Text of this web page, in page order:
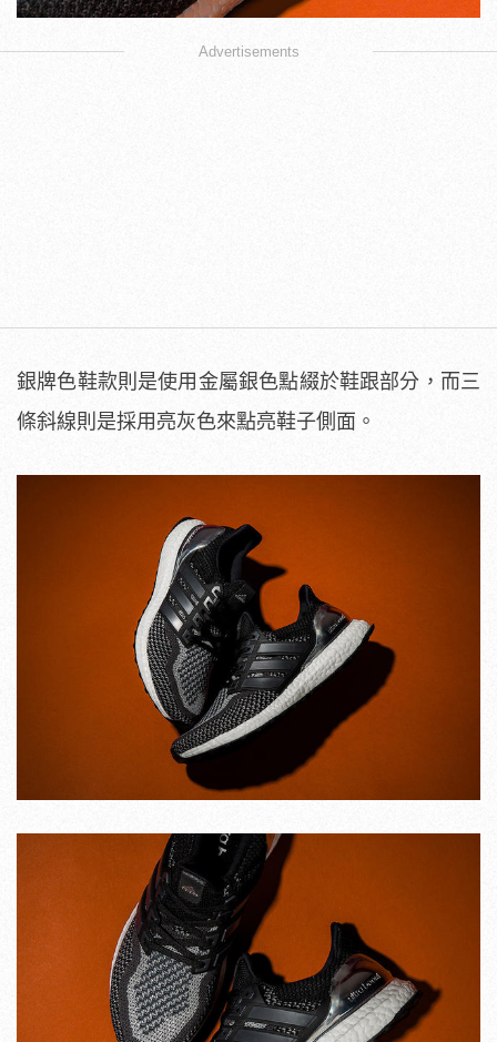
Advertisements
銀牌色鞋款則是使用金屬銀色點綴於鞋跟部分，而三
條斜線則是採用亮灰色來點亮鞋子側面。